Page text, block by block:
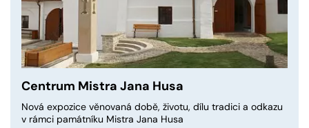
Centrum Mistra Jana Husa
Nová expozice věnovaná době, životu, dílu tradici a odkazu
v rámci památníku Mistra Jana Husa